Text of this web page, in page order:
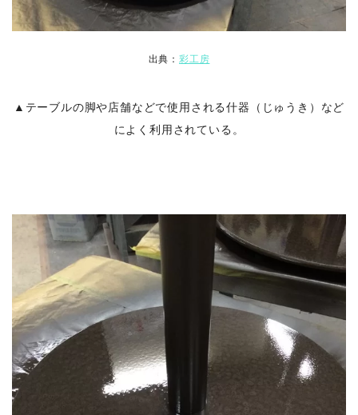
出典： 彩工房
▲テーブルの脚や店舗などで使用される什器（じゅうき）など
によく利用されている。